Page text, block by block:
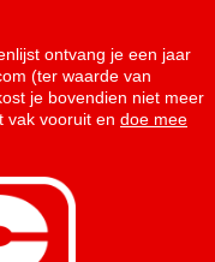
ontvang je een jaar
(ter waarde van
je bovendien niet meer
vak vooruit en doe mee